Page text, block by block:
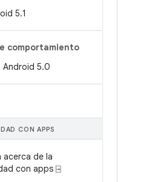
5.1
comportamiento
Android 5.0
CON APPS
acerca de la
con apps ⍈